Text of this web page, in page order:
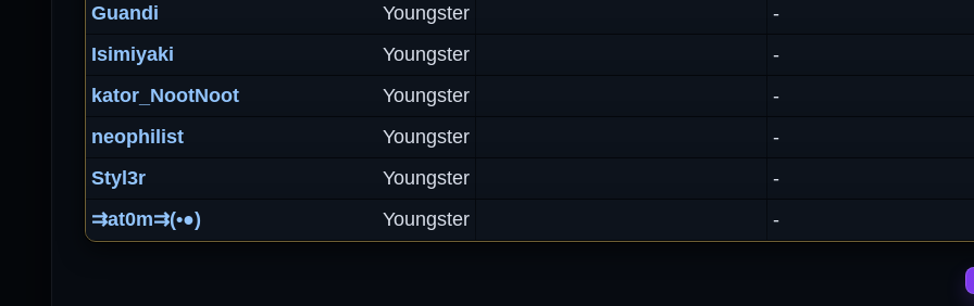
Youngster
Guandi
-
Youngster
Isimiyaki
-
Youngster
kator_NootNoot
-
Youngster
neophilist
-
Youngster
Styl3r
-
Youngster
⇉at0m⇉(•●) -